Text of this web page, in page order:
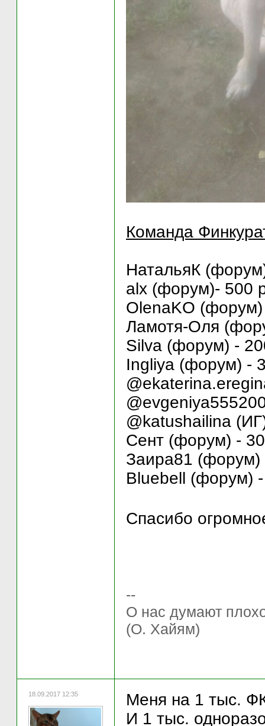
Команда
НатальяК
alx (форум)- 500
OlenaKO
Ламотя-Оля
Silva (форум) -
Ingliya (форум) -
@katushailina
Сент (форум) -
Заира81 (форум)
Bluebell (форум)
Спасибо
--
О нас думают
(О. Хайям)
18.09.2017 12:35
Меня на 1 тыс.
И 1 тыс.